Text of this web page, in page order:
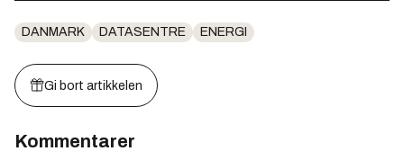
DANMARK DATASENTRE ENERGI
Gi bort artikkelen
Kommentarer